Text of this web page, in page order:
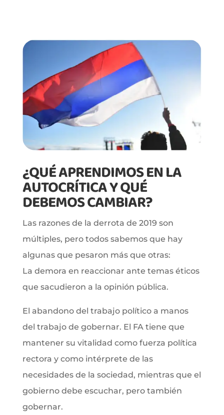
¿QUÉ APRENDIMOS EN LA
AUTOCRÍTICA Y QUÉ
DEBEMOS CAMBIAR?
Las razones de la derrota de 2019 son
múltiples, pero todos sabemos que hay
algunas que pesaron más que otras:
La demora en reaccionar ante temas éticos
que sacudieron a la opinión pública.
El abandono del trabajo político a manos
del trabajo de gobernar. El FA tiene que
mantener su vitalidad como fuerza política
rectora y como intérprete de las
necesidades de la sociedad, mientras que el
gobierno debe escuchar, pero también
gobernar.